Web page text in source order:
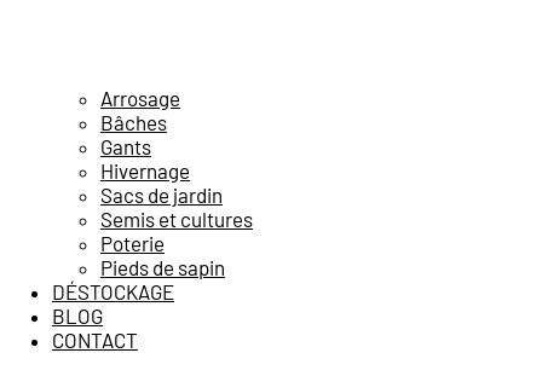
Arrosage
Bâches
Gants
Hivernage
Sacs de jardin
Semis et cultures
Poterie
Pieds de sapin
DÉSTOCKAGE
BLOG
CONTACT